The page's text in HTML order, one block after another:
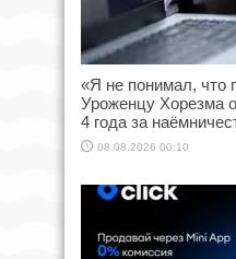
«Я не понимал, что
Уроженцу Хорезма
4 года за
08.08.2026 00:10